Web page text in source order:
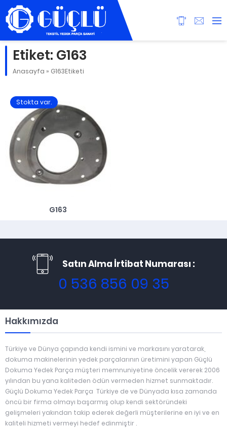
Etiket: G163
Anasayfa » G163Etiketi
Stokta var.
G163
Satın Alma İrtibat Numarası :
0 536 856 09 35
Hakkımızda
Türkiye ve Dünya çapında kendi ismini ve markasını yaratarak,
dokuma makinelerinin yedek parçalarının üretimini yapan Güçlü
Dokuma Yedek Parça müşteri memnuniyetine öncelik vererek 2006
yılından bu yana kaliteden ödün vermeden hizmet sunmaktadır.
Güçlü Dokuma Yedek Parça Türkiye de ve Dünyada kısa zamanda
öncü bir firma olmayı başarmış olup kendi sektöründeki
gelişmeleri yakından takip ederek değerli müşterilerine en iyi ve en
kaliteli hizmeti vermeyi hedef edinmiştir .